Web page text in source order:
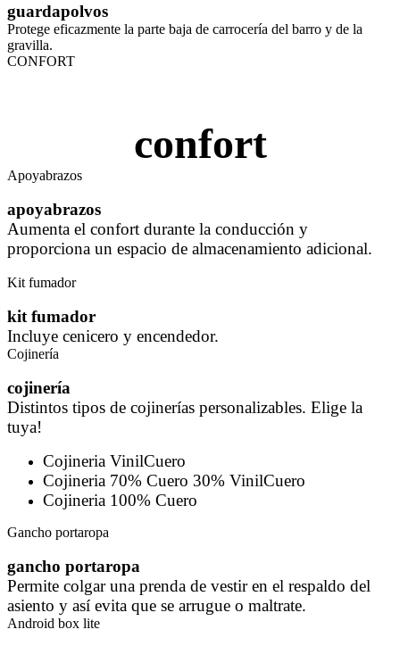
guardapolvos
Protege eficazmente la parte baja de carrocería del barro y de la
gravilla.
CONFORT
confort
Apoyabrazos
apoyabrazos
Aumenta el confort durante la conducción y
proporciona un espacio de almacenamiento adicional.
Kit fumador
kit fumador
Incluye cenicero y encendedor.
Cojinería
cojinería
Distintos tipos de cojinerías personalizables. Elige la
tuya!
Cojineria VinilCuero
Cojineria 70% Cuero 30% VinilCuero
Cojineria 100% Cuero
Gancho portaropa
gancho portaropa
Permite colgar una prenda de vestir en el respaldo del
asiento y así evita que se arrugue o maltrate.
Android box lite